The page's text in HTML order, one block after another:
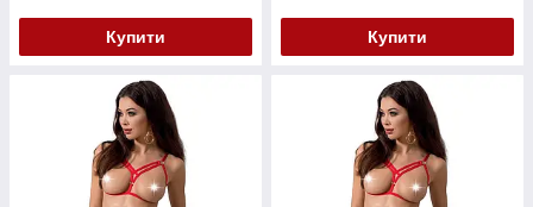
Купити Купити